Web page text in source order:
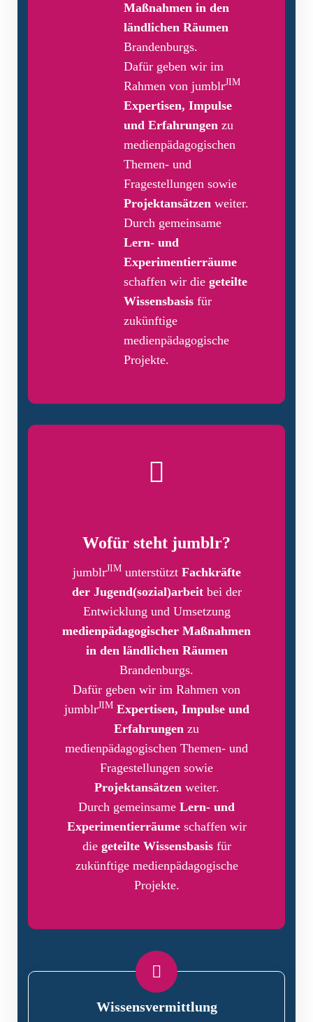
Maßnahmen in den
ländlichen Räumen
Brandenburgs.
Dafür geben wir im
Rahmen von jumblrJIM
Expertisen, Impulse
und Erfahrungen zu
medienpädagogischen
Themen- und
Fragestellungen sowie
Projektansätzen weiter.
Durch gemeinsame
Lern- und
Experimentierräume
schaffen wir die geteilte
Wissensbasis für
zukünftige
medienpädagogische
Projekte.
Wofür steht jumblr?
jumblrJIMunterstützt Fachkräfte
der Jugend(sozial)arbeitbei der
Entwicklung und Umsetzung
medienpädagogischer Maßnahmen
in den ländlichen Räumen
Brandenburgs.
Dafür geben wir im Rahmen von
jumblrJIM Expertisen, Impulse und
Erfahrungen zu
medienpädagogischen Themen- und
Fragestellungen sowie
Projektansätzenweiter.
Durch gemeinsame Lern- und
Experimentierräumeschaffen wir
die geteilte Wissensbasisfür
zukünftige medienpädagogische
Projekte.
Wissensvermittlung